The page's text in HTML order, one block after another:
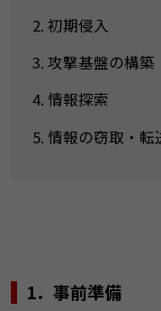
初期侵入​
攻撃基盤の構築
情報探索​
情報の窃取・転
1．事前準備​